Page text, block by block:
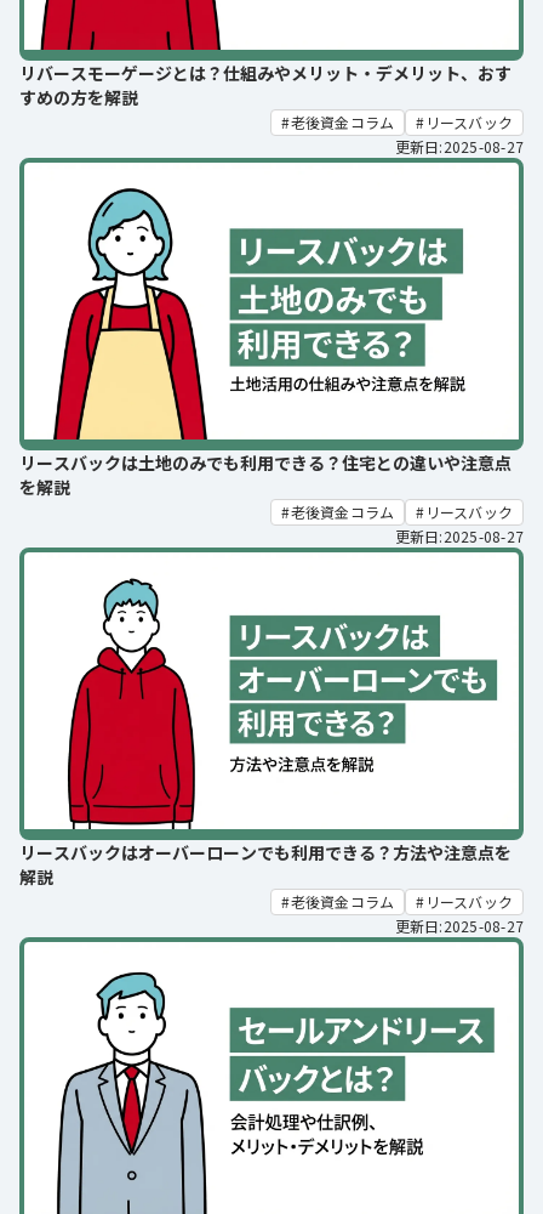
リバースモーゲージとは？仕組みやメリット・デメリット、おす
すめの方を解説
老後資金コラム
リースバック
更新日:2025-08-27
リースバックは土地のみでも利用できる？住宅との違いや注意点
を解説
老後資金コラム
リースバック
更新日:2025-08-27
リースバックはオーバーローンでも利用できる？方法や注意点を
解説
老後資金コラム
リースバック
更新日:2025-08-27